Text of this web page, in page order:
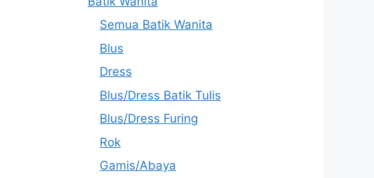
Semua Batik Wanita
Blus
Dress
Blus/Dress Batik Tulis
Blus/Dress Furing
Rok
Gamis/Abaya